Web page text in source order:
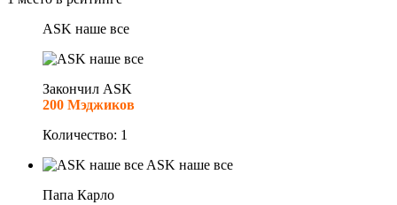
ASK наше все
Закончил ASK
200 Мэджиков
Количество: 1
ASK наше все
Папа Карло